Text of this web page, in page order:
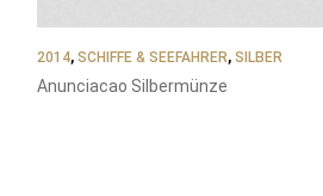
2014, SCHIFFE & SEEFAHRER, SILBER
Anunciacao Silbermünze